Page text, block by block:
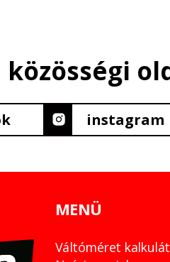
instagram
MENÜ
Váltóméret